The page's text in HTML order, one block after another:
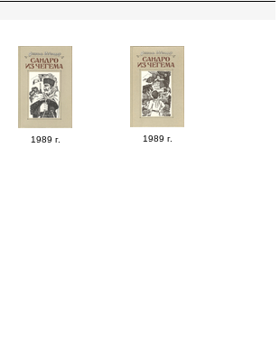
1989 г. 1989 г.